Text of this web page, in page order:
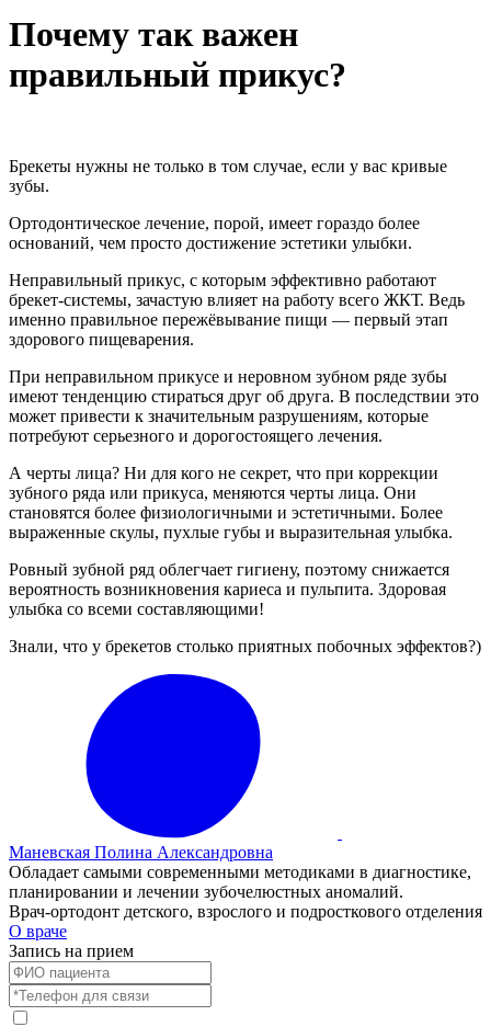
Почему так важен
правильный прикус?
Брекеты нужны не только в том случае, если у вас кривые
зубы.
Ортодонтическое лечение, порой, имеет гораздо более
оснований, чем просто достижение эстетики улыбки.
Неправильный прикус, с которым эффективно работают
брекет-системы, зачастую влияет на работу всего ЖКТ. Ведь
именно правильное пережёвывание пищи — первый этап
здорового пищеварения.
При неправильном прикусе и неровном зубном ряде зубы
имеют тенденцию стираться друг об друга. В последствии это
может привести к значительным разрушениям, которые
потребуют серьезного и дорогостоящего лечения.
А черты лица? Ни для кого не секрет, что при коррекции
зубного ряда или прикуса, меняются черты лица. Они
становятся более физиологичными и эстетичными. Более
выраженные скулы, пухлые губы и выразительная улыбка.
Ровный зубной ряд облегчает гигиену, поэтому снижается
вероятность возникновения кариеса и пульпита. Здоровая
улыбка со всеми составляющими!
Знали, что у брекетов столько приятных побочных эффектов?)
Маневская Полина Александровна
Обладает самыми современными методиками в диагностике,
планировании и лечении зубочелюстных аномалий.
Врач-ортодонт детского, взрослого и подросткового отделения
О враче
Запись на прием